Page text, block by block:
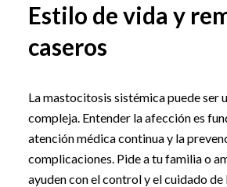
Estilo de vida y
caseros
La mastocitosis sistémica puede ser
compleja. Entender la afección es
atención médica continua y la
complicaciones. Pide a tu familia o
ayuden con el control y el cuidado de